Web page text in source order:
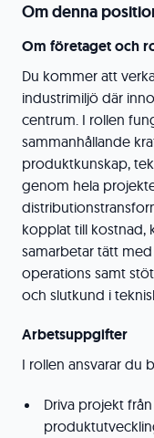
Om denna
Om företaget och
Du kommer att
industrimiljö där
centrum. I rollen
sammanhållande
produktkunskap,
genom hela
kopplat till kostnad,
samarbetar tätt med
operations samt
och slutkund i
Arbetsuppgifter
I rollen ansvarar du
Driva projekt